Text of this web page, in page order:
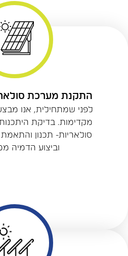
התקנת מערכת
לפני שמתחילית, אנו
מקדימות. בדיקת
סולאריות- תכנון
וביצוע הדמיה